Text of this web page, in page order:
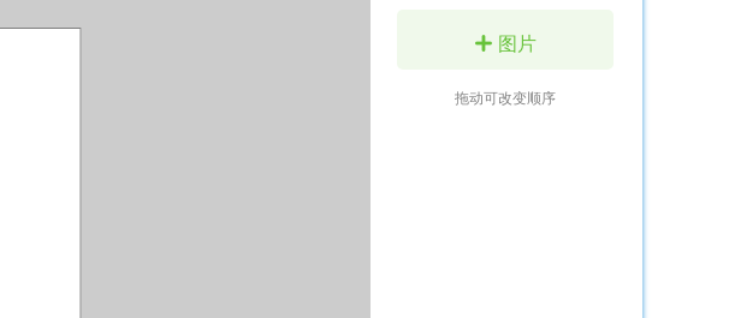
 图片
拖动可改变顺序